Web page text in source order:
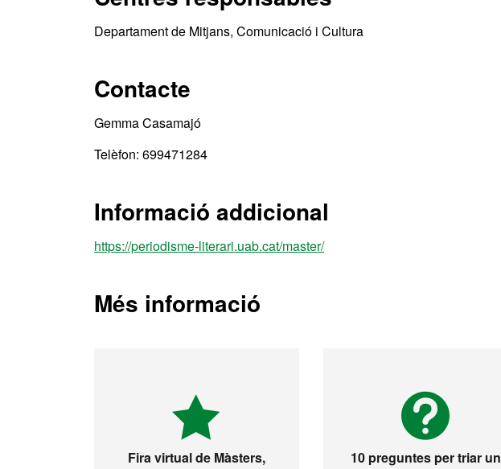
Departament de Mitjans, Comunicació i Cultura
Contacte
Gemma Casamajó
Telèfon: 699471284
Informació addicional
https://periodisme-literari.uab.cat/master/
Més informació
Fira virtual de Màsters,
10 preguntes per triar un